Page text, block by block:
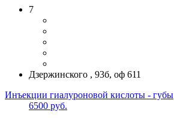
7
Дзержинского , 93б, оф 611
Инъекции гиалуроновой кислоты - губы
6500 руб.